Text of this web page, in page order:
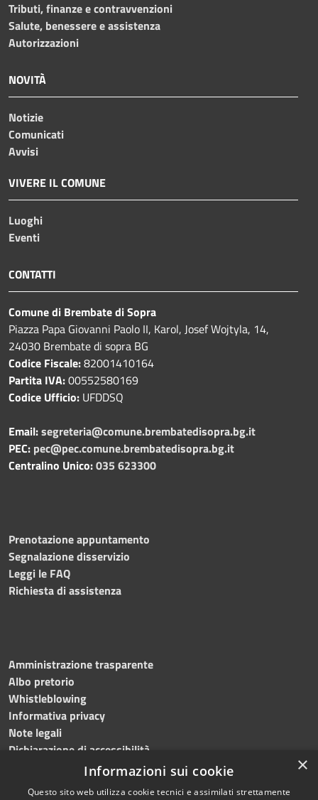
Tributi, finanze e contravvenzioni
Salute, benessere e assistenza
Autorizzazioni
NOVITÀ
Notizie
Comunicati
Avvisi
VIVERE IL COMUNE
Luoghi
Eventi
CONTATTI
Comune di Brembate di Sopra
Piazza Papa Giovanni Paolo II, Karol, Josef Wojtyla, 14,
24030 Brembate di sopra BG
Codice Fiscale:82001410164
Partita IVA:00552580169
Codice Ufficio: UFDDSQ
Email:segreteria@comune.brembatedisopra.bg.it
PEC: pec@pec.comune.brembatedisopra.bg.it
Centralino Unico:035 623300
Prenotazione appuntamento
Segnalazione disservizio
Leggi le FAQ
Richiesta di assistenza
Amministrazione trasparente
Albo pretorio
Whistleblowing
Informativa privacy
Note legali
Dichiarazione di accessibilità
×
Informazioni sui cookie
Questo sito web utilizza cookie tecnici e assimilati strettamente